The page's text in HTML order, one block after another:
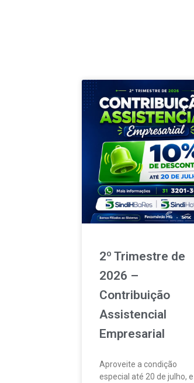
2º Trimestre de
2026 –
Contribuição
Assistencial
Empresarial
Aproveite a condição
especial até 20 de julho, e